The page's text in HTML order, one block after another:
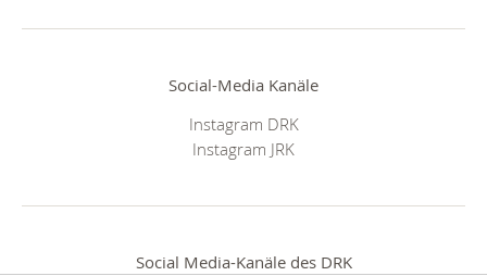
Social-Media Kanäle
Instagram DRK
Instagram JRK
Social Media-Kanäle des DRK